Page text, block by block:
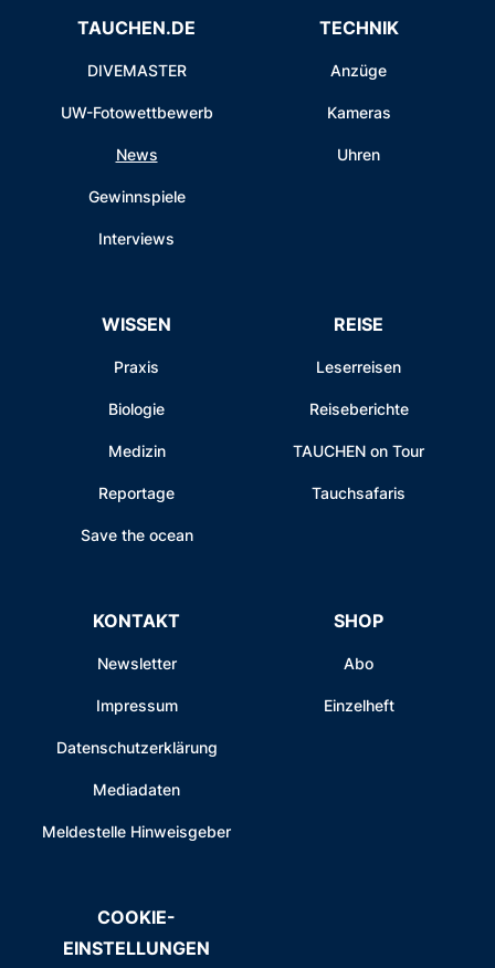
TAUCHEN.DE
DIVEMASTER
UW-Fotowettbewerb
News
Gewinnspiele
Interviews
TECHNIK
Anzüge
Kameras
Uhren
WISSEN
Praxis
Biologie
Medizin
Reportage
Save the ocean
REISE
Leserreisen
Reiseberichte
TAUCHEN on Tour
Tauchsafaris
KONTAKT
Newsletter
Impressum
Datenschutzerklärung
Mediadaten
Meldestelle Hinweisgeber
SHOP
Abo
Einzelheft
COOKIE-
EINSTELLUNGEN